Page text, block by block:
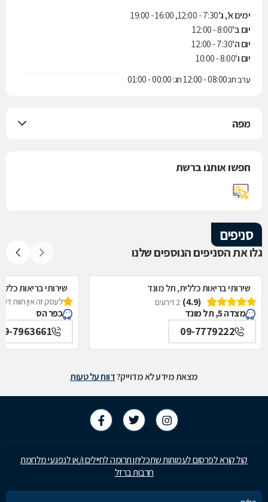
ימים א', ג'7:30 - 12:00, 16:00 - 19:00
יום ב'8:00 - 12:00
יום ה'7:30 - 12:00
יום ו'8:00 - 10:00
ערב חג:08:00 - 12:00 חג: 00:00 - 01:00
מפה
חפשו אותנו ברשת
סניפים
גלו את הסניפים הנוספים שלנו
שירותי בריאות כללית, תל מונד
(4.9)
2 דירוגים
מצדה 5, תל מונד
09-7779222
שירותי בריאות
לעסק זה אין חוות
כפר הס
7963661
מצאת מידע לא מדוייק?דווח על טעות
קול קורא לפרסום לעמותות שתכליתן תרומה לחיילים ו/או לנפגעי מלחמת
חרבות ברזל